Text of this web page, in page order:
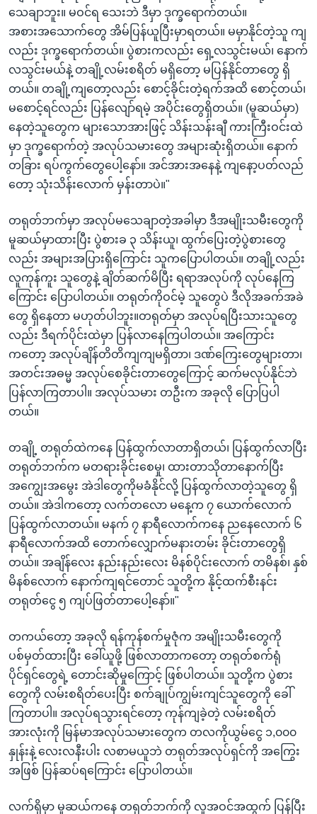
သေချာဘူး။ မဝင်ရ သေးဘဲ ဒီမှာ ဒုက္ခရောက်တယ်။
အစားအသောက်တွေ အိမ်ပြန်ယူပြီးမှာရတယ်။ မမှာနိုင်တဲ့သူ ကျ
လည်း ဒုက္ခရောက်တယ်။ ပွဲစားကလည်း ရှေ့လသွင်းမယ်၊ နောက်
လသွင်းမယ်နဲ့ တချို့လမ်းစရိတ် မရှိတော့ မပြန်နိုင်တာတွေ ရှိ
တယ်။ တချို့ကျတော့လည်း စောင့်ခိုင်းတဲ့ရက်အထိ စောင့်တယ်၊
မစောင့်ရင်လည်း ပြန်လျော်ရမဲ့ အပိုင်းတွေရှိတယ်။ (မူဆယ်မှာ)
နေတဲ့သူတွေက များသောအားဖြင့် သိန်းသန်းချီ ကားကြီးဝင်းထဲ
မှာ ဒုက္ခရောက်တဲ့ အလုပ်သမားတွေ အများဆုံးရှိတယ်။ နောက်
တခြား ရပ်ကွက်တွေပေါ့နော်။ အင်အားအနေနဲ့ ကျနော့ပတ်လည်
တော့ သုံးသိန်းလောက် မှန်းတာပဲ။"
တရုတ်ဘက်မှာ အလုပ်မသေချာတဲ့အခါမှာ ဒီအမျိုးသမီးတွေကို
မူဆယ်မှာထားပြီး ပွဲစားခ ၃ သိန်းယူ၊ ထွက်ပြေးတဲ့ပွဲစားတွေ
လည်း အများအပြားရှိကြောင်း သူကပြောပါတယ်။ တချို့လည်း
လူကုန်ကူး သူတွေနဲ့ ချိတ်ဆက်မိပြီး ရရာအလုပ်ကို လုပ်နေကြ
ကြောင်း ပြောပါတယ်။ တရုတ်ကိုဝင်မဲ့ သူတွေပဲ ဒီလိုအခက်အခဲ
တွေ ရှိနေတာ မဟုတ်ပါဘူး။တရုတ်မှာ အလုပ်ရပြီးသားသူတွေ
လည်း ဒီရက်ပိုင်းထဲမှာ ပြန်လာနေကြပါတယ်။ အကြောင်း
ကတော့ အလုပ်ချိန်တိတိကျကျမရှိတာ၊ ဒဏ်ကြေးတွေများတာ၊
အတင်းအဓမ္မ အလုပ်စေခိုင်းတာတွေကြောင့် ဆက်မလုပ်နိုင်ဘဲ
ပြန်လာကြတာပါ။ အလုပ်သမား တဦးက အခုလို ပြောပြပါ
တယ်။
တချို့ တရုတ်ထဲကနေ ပြန်ထွက်လာတာရှိတယ်၊ ပြန်ထွက်လာပြီး
တရုတ်ဘက်က မတရားခိုင်းစေမှု၊ ထားတာသိုတာနောက်ပြီး
အကျွေးအမွေး အဲဒါတွေကိုမခံနိုင်လို့ ပြန်ထွက်လာတဲ့သူတွေ ရှိ
တယ်။ အဲဒါကတော့ လက်တလော မနေ့က ၇ ယောက်လောက်
ပြန်ထွက်လာတယ်။ မနက် ၇ နာရီလောက်ကနေ ညနေလောက် ၆
နာရီလောက်အထိ တောက်လျှောက်မနားတမ်း ခိုင်းတာတွေရှိ
တယ်။ အချိန်လေး နည်းနည်းလေး မိနစ်ပိုင်းလောက် တမိနစ်၊ နှစ်
မိနစ်လောက် နောက်ကျရင်တောင် သူတို့က နိုင့်ထက်စီးနင်း
တရုတ်ငွေ ၅ ကျပ်ဖြတ်တာပေါ့နော်။"
တကယ်တော့ အခုလို ရန်ကုန်စက်မှုဇုံက အမျိုးသမီးတွေကို
ပစ်မှတ်ထားပြီး ခေါ်ယူဖို့ ဖြစ်လာတာကတော့ တရုတ်စက်ရုံ
ပိုင်ရှင်တွေရဲ့ တောင်းဆိုမှုကြောင့် ဖြစ်ပါတယ်။ သူတို့က ပွဲစား
တွေကို လမ်းစရိတ်ပေးပြီး စက်ချုပ်ကျွမ်းကျင်သူတွေကို ခေါ်
ကြတာပါ။ အလုပ်ရသွားရင်တော့ ကုန်ကျခဲ့တဲ့ လမ်းစရိတ်
အားလုံးကို မြန်မာအလုပ်သမားတွေက တလကိုယွမ်ငွေ ၁,၀၀၀
နှုန်းနဲ့ လေးလနီးပါး လစာမယူဘဲ တရုတ်အလုပ်ရှင်ကို အကြွေး
အဖြစ် ပြန်ဆပ်ရကြောင်း ပြောပါတယ်။
လက်ရှိမှာ မူဆယ်ကနေ တရုတ်ဘက်ကို လူအဝင်အထွက် ပြန်ပြီး